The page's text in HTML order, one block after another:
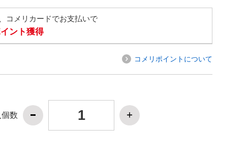
コメリカードでお支払いで
ント獲得
コメリポイントについて
数